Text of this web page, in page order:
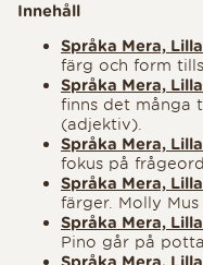
Innehåll
Språka Mera,
färg och form
Språka Mera,
finns det många
(adjektiv).
Språka Mera,
fokus på
Språka Mera,
färger. Molly
Språka Mera,
Pino går på